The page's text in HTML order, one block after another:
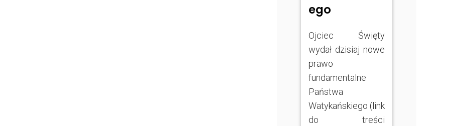
ego
Ojciec Święty
wydał dzisiaj nowe
prawo
fundamentalne
Państwa
Watykańskiego (link
do treści